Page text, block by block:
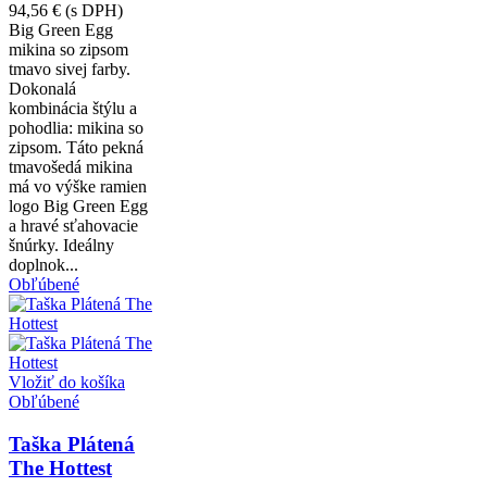
94,56 € (s DPH)
Big Green Egg
mikina so zipsom
tmavo sivej farby.
Dokonalá
kombinácia štýlu a
pohodlia: mikina so
zipsom. Táto pekná
tmavošedá mikina
má vo výške ramien
logo Big Green Egg
a hravé sťahovacie
šnúrky. Ideálny
doplnok...
Obľúbené
Vložiť do košíka
Obľúbené
Taška Plátená
The Hottest